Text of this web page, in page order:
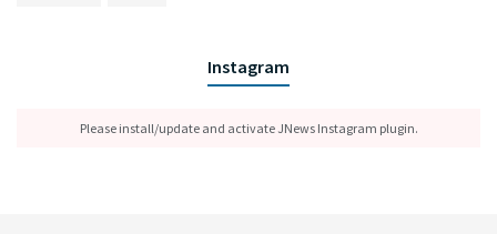
Instagram
Please install/update and activate JNews Instagram plugin.